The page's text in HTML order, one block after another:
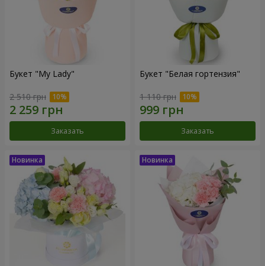
Букет "My Lady"
2 510 грн
Заказать
Букет "Белая гортензия"
1 110 грн
Заказать